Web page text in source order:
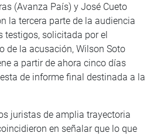
(Avanza País) y José Cueto
la tercera parte de la audiencia
testigos, solicitada por el
de la acusación, Wilson Soto
a partir de ahora cinco días
de informe final destinada a la
juristas de amplia trayectoria
en señalar que lo que